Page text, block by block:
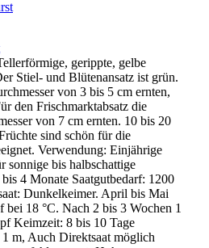
gerippte, gelbe
Stiel- und Blütenansatz ist grün.
von 3 bis 5 cm ernten,
den Frischmarktabsatz die
von 7 cm ernten. 10 bis 20
sind schön für die
Verwendung: Einjährige
sonnige bis halbschattige
4 Monate Saatgutbedarf: 1200
Dunkelkeimer. April bis Mai
18 °C. Nach 2 bis 3 Wochen 1
Keimzeit: 8 bis 10 Tage
m, Auch Direktsaat möglich